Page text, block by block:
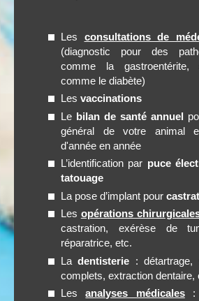
Les consultations de
(diagnostic pour des
comme la gastroentérite,
comme le diabète)
Les vaccinations
Le bilan de santé annuel
général de votre animal
d'année en année
L’identification par puce
tatouage
La pose d’implant pour
Les opérations
castration, exérèse de
réparatrice, etc.
Ladentisterie : détartrage,
complets, extraction dentaire,
Lesanalyses médicales: